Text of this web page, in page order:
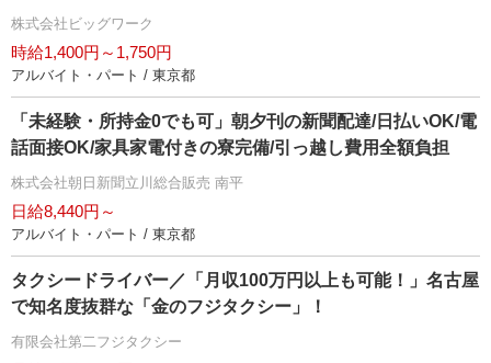
株式会社ビッグワーク
時給1,400円～1,750円
アルバイト・パート / 東京都
「未経験・所持金0でも可」朝夕刊の新聞配達/日払いOK/電
話面接OK/家具家電付きの寮完備/引っ越し費用全額負担
株式会社朝日新聞立川総合販売 南平
日給8,440円～
アルバイト・パート / 東京都
タクシードライバー／「月収100万円以上も可能！」名古屋
で知名度抜群な「金のフジタクシー」！
有限会社第二フジタクシー